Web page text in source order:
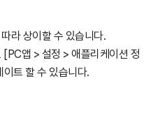
라 상이할 수 있습니다.
앱 > 설정 > 애플리케이션 정
트 할 수 있습니다.